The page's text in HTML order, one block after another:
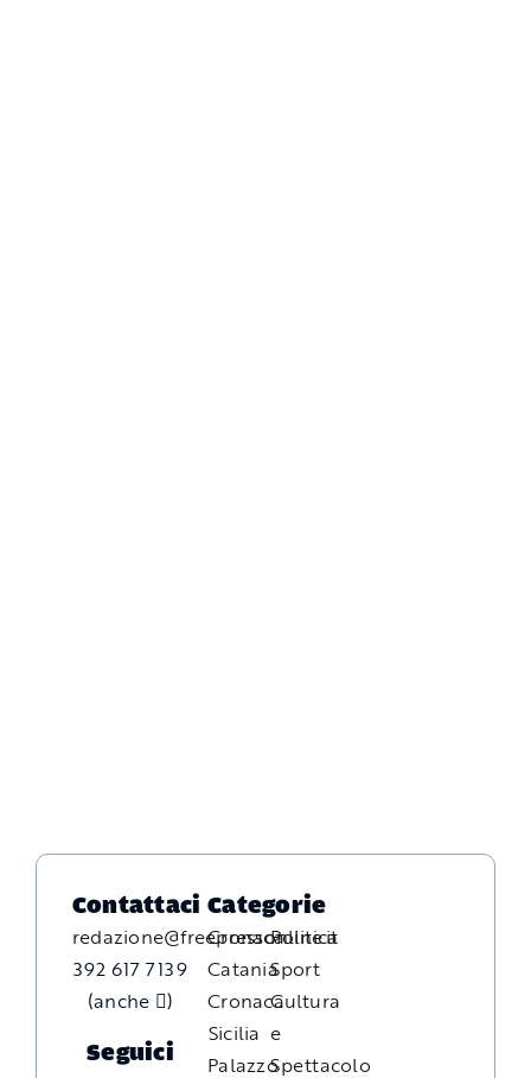
Contattaci
redazione@freepressonline.it
392 617 7139
(anche
)
Seguici
Categorie
Cronaca
Catania
Cronaca
Sicilia
Palazzo
Politica
Sport
Cultura
e
Spettacolo